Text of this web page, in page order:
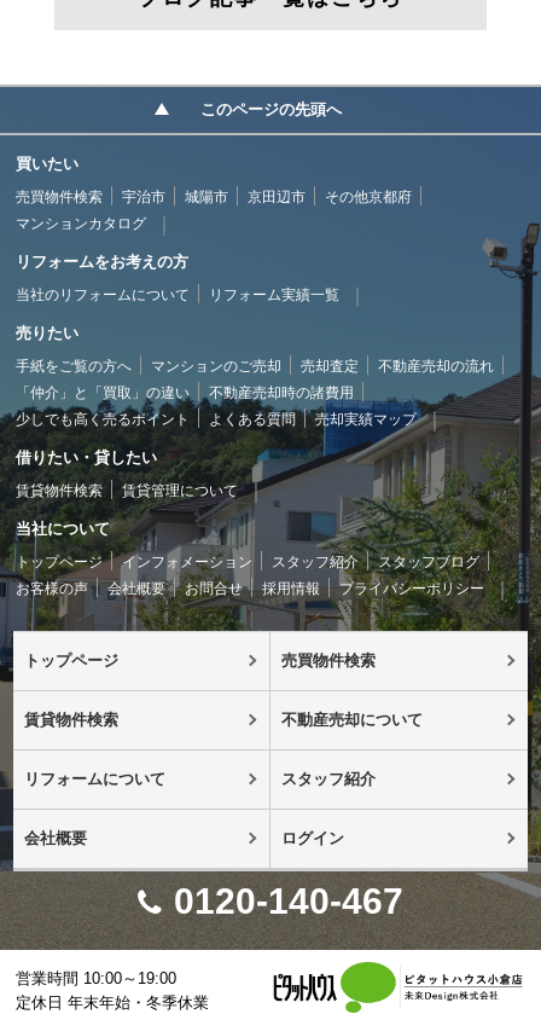
このページの先頭へ
買いたい
売買物件検索 宇治市 城陽市 京田辺市
その他京都府
マンションカタログ
リフォームをお考えの方
当社のリフォームについて リフォーム実績一覧
売りたい
手紙をご覧の方へ マンションのご売却 売却査定
不動産売却の流れ
「仲介」と「買取」の違い
不動産売却時の諸費用
少しでも高く売るポイント
よくある質問 売却実績マップ
借りたい・貸したい
賃貸物件検索 賃貸管理について
当社について
トップページ インフォメーション スタッフ紹介
スタッフブログ
お客様の声
会社概要 お問合せ 採用情報 プライバシーポリシー
トップページ 売買物件検索
賃貸物件検索 不動産売却について
リフォームについて スタッフ紹介
会社概要 ログイン
0120-140-467
営業時間 10:00～19:00
定休日 年末年始・冬季休業